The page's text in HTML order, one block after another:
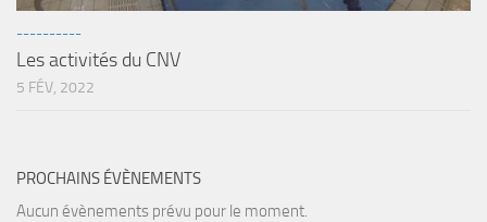
----------
Les activités du CNV
5 FÉV, 2022
PROCHAINS ÉVÈNEMENTS
Aucun évènements prévu pour le moment.